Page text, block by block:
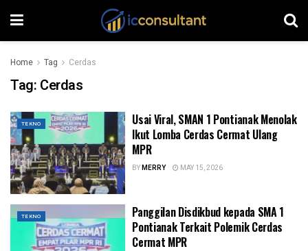
Home Tag Cerdas
Tag: Cerdas
TEKNO
Usai Viral, SMAN 1 Pontianak Menolak
Ikut Lomba Cerdas Cermat Ulang
MPR
BYMERRY MAY 15, 2026
TEKNO
Panggilan Disdikbud kepada SMA 1
Pontianak Terkait Polemik Cerdas
Cermat MPR